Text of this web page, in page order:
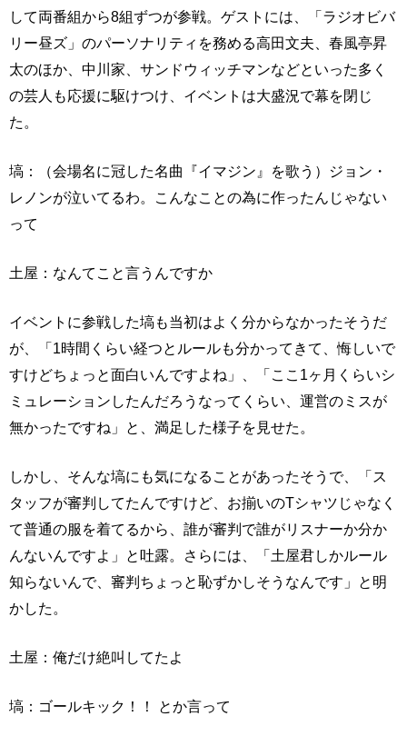
して両番組から8組ずつが参戦。ゲストには、「ラジオビバ
リー昼ズ」のパーソナリティを務める高田文夫、春風亭昇
太のほか、中川家、サンドウィッチマンなどといった多く
の芸人も応援に駆けつけ、イベントは大盛況で幕を閉じ
た。
塙：（会場名に冠した名曲『イマジン』を歌う）ジョン・
レノンが泣いてるわ。こんなことの為に作ったんじゃない
って
土屋：なんてこと言うんですか
イベントに参戦した塙も当初はよく分からなかったそうだ
が、「1時間くらい経つとルールも分かってきて、悔しいで
すけどちょっと面白いんですよね」、「ここ1ヶ月くらいシ
ミュレーションしたんだろうなってくらい、運営のミスが
無かったですね」と、満足した様子を見せた。
しかし、そんな塙にも気になることがあったそうで、「ス
タッフが審判してたんですけど、お揃いのTシャツじゃなく
て普通の服を着てるから、誰が審判で誰がリスナーか分か
んないんですよ」と吐露。さらには、「土屋君しかルール
知らないんで、審判ちょっと恥ずかしそうなんです」と明
かした。
土屋：俺だけ絶叫してたよ
塙：ゴールキック！！ とか言って